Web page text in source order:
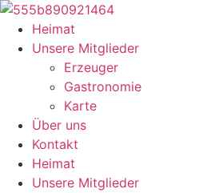
Zum
Inhalt
springen
Heimat
Unsere Mitglieder
Erzeuger
Gastronomie
Karte
Über uns
Kontakt
Heimat
Unsere Mitglieder